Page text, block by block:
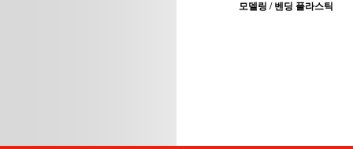
모델링 / 벤딩 플라스틱